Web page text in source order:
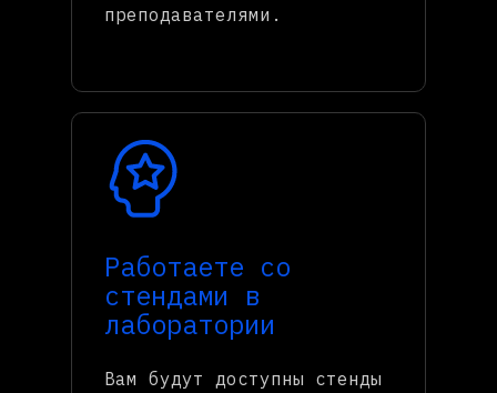
преподавателями.
Работаете со
стендами в
лаборатории
Вам будут доступны стенды